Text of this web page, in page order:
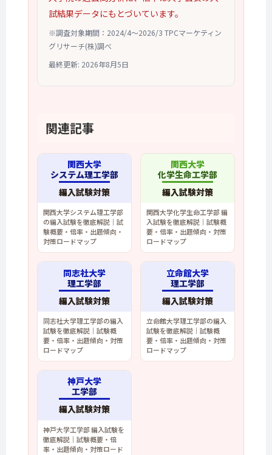
試結果データにもとづいています。
※調査対象期間：2024/4〜2026/3 TPCマーケティン
グリサーチ(株)調べ
最終更新: 2026年8月5日
関連記事
関西大学
システム理工学部
編入試験対策
関西大学システム理工学部
の編入試験を徹底解説｜試
験概要・倍率・出題傾向・
対策ロードマップ
関西大学
化学生命工学部
編入試験対策
関西大学化学生命工学部 編
入試験を徹底解説｜試験概
要・倍率・出題傾向・対策
ロードマップ
同志社大学
理工学部
編入試験対策
同志社大学理工学部の編入
試験を徹底解説｜試験概
要・倍率・出題傾向・対策
ロードマップ
立命館大学
理工学部
編入試験対策
立命館大学理工学部の編入
試験を徹底解説｜試験概
要・倍率・出題傾向・対策
ロードマップ
神戸大学
工学部
編入試験対策
神戸大学工学部 編入試験を
徹底解説｜試験概要・倍
率・出題傾向・対策ロード